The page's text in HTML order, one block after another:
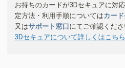
お持ちのカードが3Dセキュアに対
定方法・利用手順についてはカー
又はサポート窓口にてご確認くださ
3Dセキュアについて詳しくはこちら